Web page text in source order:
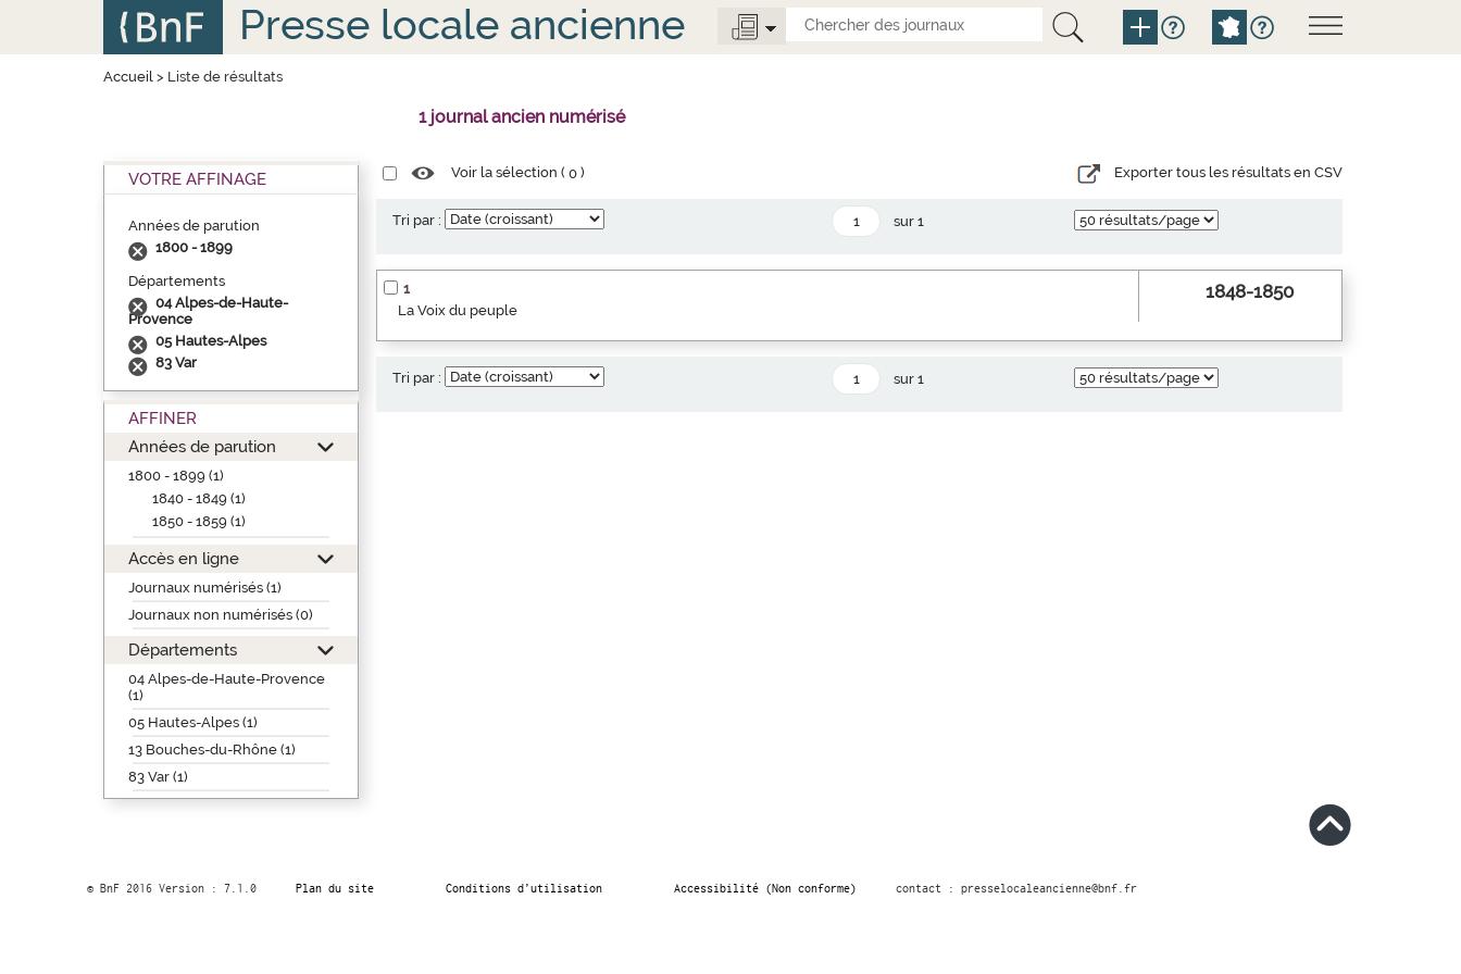
Presse locale ancienne
Accueil> Liste de résultats
1 journal ancien numérisé
VOTRE AFFINAGE
Années de parution
1800 - 1899
Départements
04 Alpes-de-Haute-
Provence
05 Hautes-Alpes
83 Var
AFFINER
Années de parution
1800 - 1899 (1)
1840 - 1849 (1)
1850 - 1859 (1)
Accès en ligne
Journaux numérisés (1)
Journaux non numérisés (0)
Départements
04 Alpes-de-Haute-Provence
(1)
05 Hautes-Alpes (1)
13 Bouches-du-Rhône (1)
83 Var (1)
Voir la sélection (0 ) Exporter tous les résultats en CSV
Tri par : sur 1
1
La Voix du peuple
1848-1850
Tri par : sur 1
© BnF 2016 Version : 7.1.0 Plan du site Conditions d’utilisation Accessibilité (Non conforme) contact : presselocaleancienne@bnf.fr
Panneau de gestion des cookies